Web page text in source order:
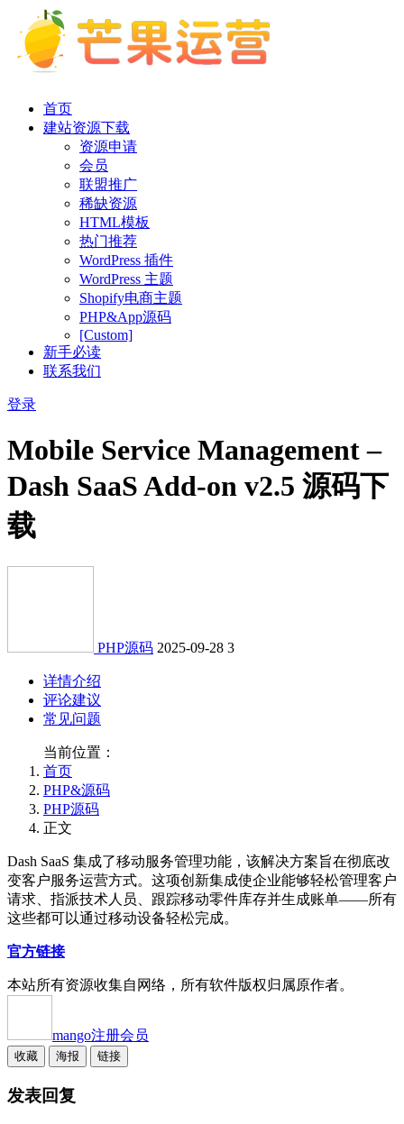
首页
建站资源下载
资源申请
会员
联盟推广
稀缺资源
HTML模板
热门推荐
WordPress 插件
WordPress 主题
Shopify电商主题
PHP&App源码
[Custom]
新手必读
联系我们
登录
Mobile Service Management –
Dash SaaS Add-on v2.5 源码下
载
PHP源码 2025-09-28 3
详情介绍
评论建议
常见问题
当前位置：
首页
PHP&源码
PHP源码
正文
Dash SaaS 集成了移动服务管理功能，该解决方案旨在彻底改
变客户服务运营方式。这项创新集成使企业能够轻松管理客户
请求、指派技术人员、跟踪移动零件库存并生成账单——所有
这些都可以通过移动设备轻松完成。
官方链接
本站所有资源收集自网络，所有软件版权归属原作者。
mango注册会员
收藏 海报 链接
发表回复